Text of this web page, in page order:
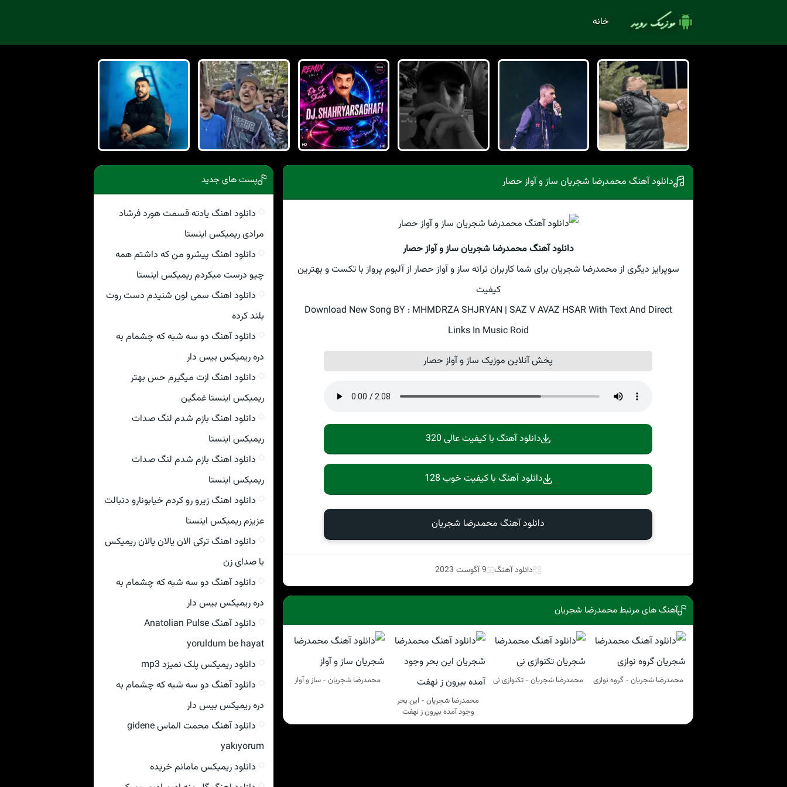
خانه
دانلود آهنگ محمدرضا شجریان ساز و آواز حصار
دانلود آهنگ محمدرضا شجریان ساز و آواز حصار
سوپرایز دیگری از محمدرضا شجریان برای شما کاربران ترانه ساز و آواز حصار از آلبوم پرواز با تکست و بهترین
کیفیت
Download New Song BY : MHMDRZA SHJRYAN | SAZ V AVAZ HSAR With Text And Direct
Links In Music Roid
پخش آنلاین موزیک ساز و آواز حصار
دانلود آهنگ با کیفیت عالی 320
دانلود آهنگ با کیفیت خوب 128
دانلود آهنگ محمدرضا شجریان
دانلود آهنگ 9 آگوست 2023
آهنگ های مرتبط محمدرضا شجریان
محمدرضا شجریان - گروه نوازی
محمدرضا شجریان - تکنوازی نی
محمدرضا شجریان - این بحر
وجود آمده بیرون ز نهفت
محمدرضا شجریان - ساز و آواز
پست های جدید
دانلود اهنگ یادته قسمت هورد فرشاد
مرادی ریمیکس اینستا
دانلود اهنگ پیشرو من که داشتم همه
چیو درست میکردم ریمیکس اینستا
دانلود اهنگ سمی لون شنیدم دست روت
بلند کرده
دانلود آهنگ دو سه شبه که چشمام به
دره ریمیکس بیس دار
دانلود اهنگ ازت میگیرم حس بهتر
ریمیکس اینستا غمگین
دانلود اهنگ بازم شدم لنگ صدات
ریمیکس اینستا
دانلود اهنگ بازم شدم لنگ صدات
ریمیکس اینستا
دانلود اهنگ زیرو رو کردم خیابونارو دنبالت
عزیزم ریمیکس اینستا
دانلود اهنگ ترکی الان یالان یالان ریمیکس
با صدای زن
دانلود آهنگ دو سه شبه که چشمام به
دره ریمیکس بیس دار
دانلود آهنگ Anatolian Pulse
yoruldum be hayat
دانلود ریمیکس پلک نمیزد mp3
دانلود آهنگ دو سه شبه که چشمام به
دره ریمیکس بیس دار
دانلود آهنگ محمت الماس gidene
yakıyorum
دانلود ریمیکس مامانم خریده